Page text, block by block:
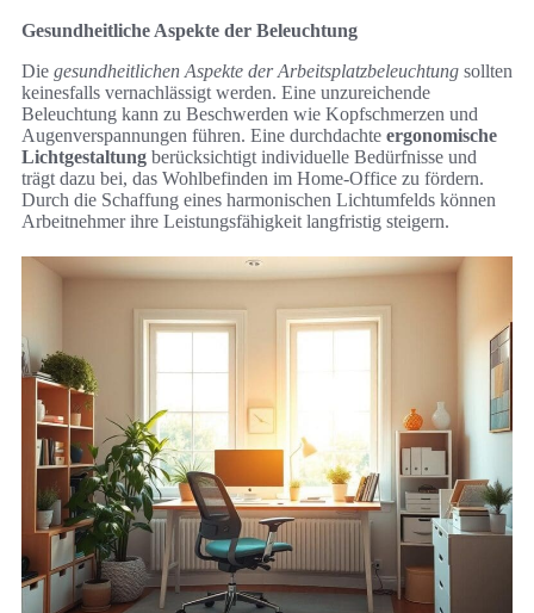
Gesundheitliche Aspekte der Beleuchtung
Die gesundheitlichen Aspekte der Arbeitsplatzbeleuchtung sollten
keinesfalls vernachlässigt werden. Eine unzureichende
Beleuchtung kann zu Beschwerden wie Kopfschmerzen und
Augenverspannungen führen. Eine durchdachte ergonomische
Lichtgestaltung berücksichtigt individuelle Bedürfnisse und
trägt dazu bei, das Wohlbefinden im Home-Office zu fördern.
Durch die Schaffung eines harmonischen Lichtumfelds können
Arbeitnehmer ihre Leistungsfähigkeit langfristig steigern.